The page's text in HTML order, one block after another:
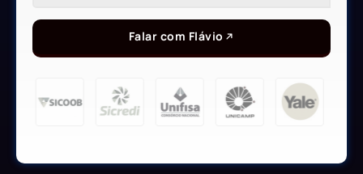
Falar com Flávio